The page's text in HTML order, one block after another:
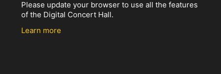
Please update your browser to use all the features
of the Digital Concert Hall.
Learn more